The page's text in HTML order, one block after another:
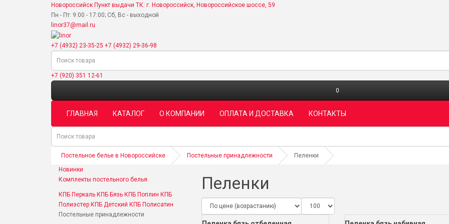
Новороссийск Пункт выдачи ТК: г. Новороссийск, Новороссийское шоссе, 59
Пн - Пт: 9:00 - 17:00; Сб, Вс - выходной
linor37@mail.ru
+7 (4932) 23-35-25 +7 (4932) 29-36-98
+7 (920) 351 12-61
0
ГЛАВНАЯ КАТАЛОГ О КОМПАНИИ ОПЛАТА И ДОСТАВКА КОНТАКТЫ
Постельное белье в Новороссийске Постельные принадлежности
Пеленки
Новинки
Комплекты постельного белья
КПБ Перкаль КПБ Бязь КПБ Поплин КПБ
Полиэстер КПБ Детский КПБ Полисатин
Постельные принадлежности
Пеленки